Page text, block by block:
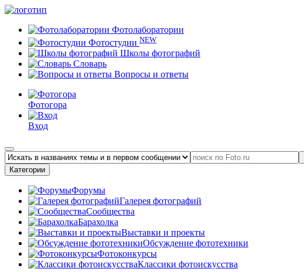
Фотолаборатории
Фотостудии NEW
Школы фотографий
Словарь
Вопросы и ответы
Фотогора
Вход
Категории
Форумы
Галерея фотографий
Сообщества
Барахолка
Выставки и проекты
Обсуждение фототехники
Фотоконкурсы
Классики фотоискусства